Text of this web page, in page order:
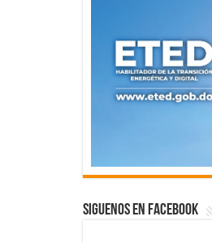
Siguenos en Facebook